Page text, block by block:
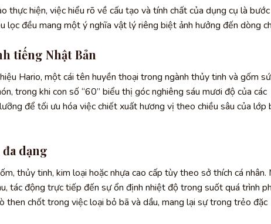
thực hiện, việc hiểu rõ về cấu tạo và tính chất của dụng cụ là bước
đều mang một ý nghĩa vật lý riêng biệt ảnh hưởng đến dòng
tiếng Nhật Bản
Hario, một cái tên huyền thoại trong ngành thủy tinh và gốm
trong khi con số “60” biểu thị góc nghiêng sáu mươi độ của các
để tối ưu hóa việc chiết xuất hương vị theo chiều sâu của lớp
dạng
thủy tinh, kim loại hoặc nhựa cao cấp tùy theo sở thích cá nhân.
tác động trực tiếp đến sự ổn định nhiệt độ trong suốt quá trình
then chốt trong việc loại bỏ bã và dầu, mang lại sự trong trẻo đặc